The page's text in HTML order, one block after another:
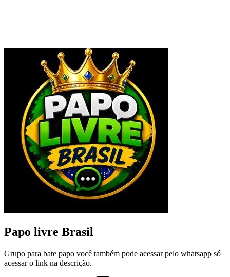
Papo livre Brasil
Grupo para bate papo você também pode acessar pelo whatsapp só
acessar o link na descrição.